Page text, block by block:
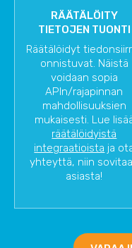
RÄÄTÄLÖITY
TIETOJEN TUONTI
Räätälöidyt
onnistuvat. Näistä
voidaan sopia
APIn/rajapinnan
mahdollisuuksien
mukaisesti. Lue
räätälöidyistä
integraatioista ja
yhteyttä, niin
asiasta!